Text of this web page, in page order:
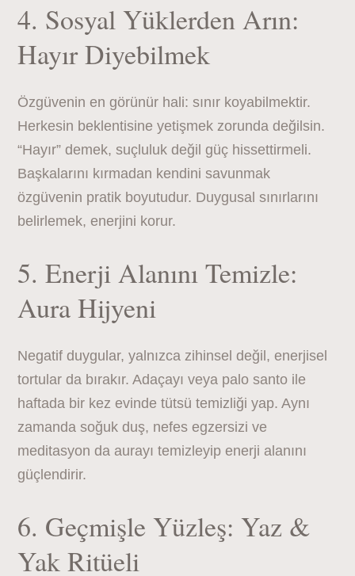
4. Sosyal Yüklerden Arın:
Hayır Diyebilmek
Özgüvenin en görünür hali: sınır koyabilmektir.
Herkesin beklentisine yetişmek zorunda değilsin.
“Hayır” demek, suçluluk değil güç hissettirmeli.
Başkalarını kırmadan kendini savunmak
özgüvenin pratik boyutudur. Duygusal sınırlarını
belirlemek, enerjini korur.
5. Enerji Alanını Temizle:
Aura Hijyeni
Negatif duygular, yalnızca zihinsel değil, enerjisel
tortular da bırakır. Adaçayı veya palo santo ile
haftada bir kez evinde tütsü temizliği yap. Aynı
zamanda soğuk duş, nefes egzersizi ve
meditasyon da aurayı temizleyip enerji alanını
güçlendirir.
6. Geçmişle Yüzleş: Yaz &
Yak Ritüeli